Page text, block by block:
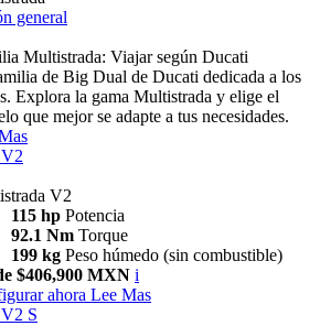
general
Multistrada: Viajar según Ducati
de Big Dual de Ducati dedicada a los
Explora la gama Multistrada y elige el
que mejor se adapte a tus necesidades.
V2
V2
115 hp Potencia
92.1 Nm Torque
199 kg Peso húmedo (sin combustible)
$406,900 MXN i
ahora Lee Mas
V2 S